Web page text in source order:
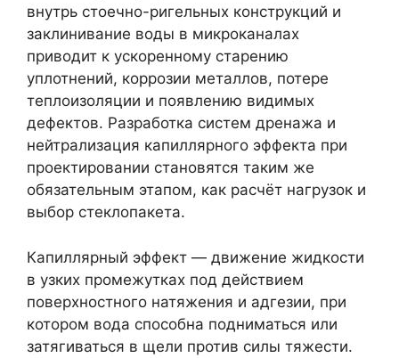
внутрь стоечно-ригельных конструкций и
заклинивание воды в микроканалах
приводит к ускоренному старению
уплотнений, коррозии металлов, потере
теплоизоляции и появлению видимых
дефектов. Разработка систем дренажа и
нейтрализация капиллярного эффекта при
проектировании становятся таким же
обязательным этапом, как расчёт нагрузок и
выбор стеклопакета.
Капиллярный эффект — движение жидкости
в узких промежутках под действием
поверхностного натяжения и адгезии, при
котором вода способна подниматься или
затягиваться в щели против силы тяжести.